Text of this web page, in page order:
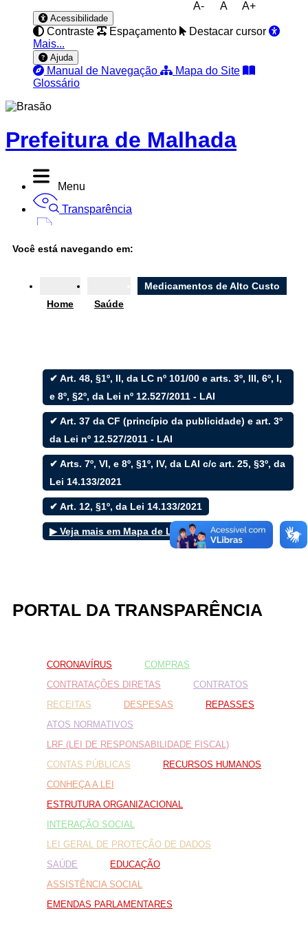
A- A A+
Acessibilidade
Contraste Espaçamento
Destacar cursor
Mais...
Ajuda
Manual de Navegação
Mapa do Site
Glossário
Prefeitura de Malhada
Menu
Transparência
Ouvidoria
e-SIC
Filtrar por todos
Acesso à Informação
Cidadão
Empresas
Fotos
Notícias
Secretarias
Servidor
Transparência
Turistas
Nome*
Telefone 1*
E-mail*
Cidade/Estado
Assunto*
Mensagem*
privacidade
Você está navegando em:
Home Saúde
Medicamentos de Alto Custo
✔ Art. 48, §1º, II, da LC nº 101/00 e arts. 3º, III, 6º, I,
e 8º, §2º, da Lei nº 12.527/2011 - LAI
✔ Art. 37 da CF (princípio da publicidade) e art. 3º
da Lei nº 12.527/2011 - LAI
✔ Arts. 7º, VI, e 8º, §1º, IV, da LAI c/c art. 25, §3º, da
Lei 14.133/2021
✔ Art. 12, §1º, da Lei 14.133/2021
▶ Veja mais em Mapa de Leis
PORTAL DA TRANSPARÊNCIA
CORONAVÍRUS
COMPRAS
CONTRATAÇÕES DIRETAS
CONTRATOS
RECEITAS
DESPESAS
REPASSES
ATOS NORMATIVOS
LRF (LEI DE RESPONSABILIDADE FISCAL)
CONTAS PÚBLICAS
RECURSOS HUMANOS
CONHEÇA A LEI
ESTRUTURA ORGANIZACIONAL
INTERAÇÃO SOCIAL
LEI GERAL DE PROTEÇÃO DE DADOS
SAÚDE
EDUCAÇÃO
ASSISTÊNCIA SOCIAL
EMENDAS PARLAMENTARES